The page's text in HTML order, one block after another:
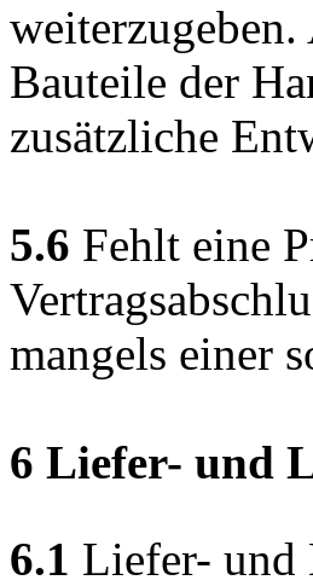
Bauteile der
zusätzliche
5.6 Fehlt eine
mangels einer
6 Liefer- und
6.1 Liefer- und